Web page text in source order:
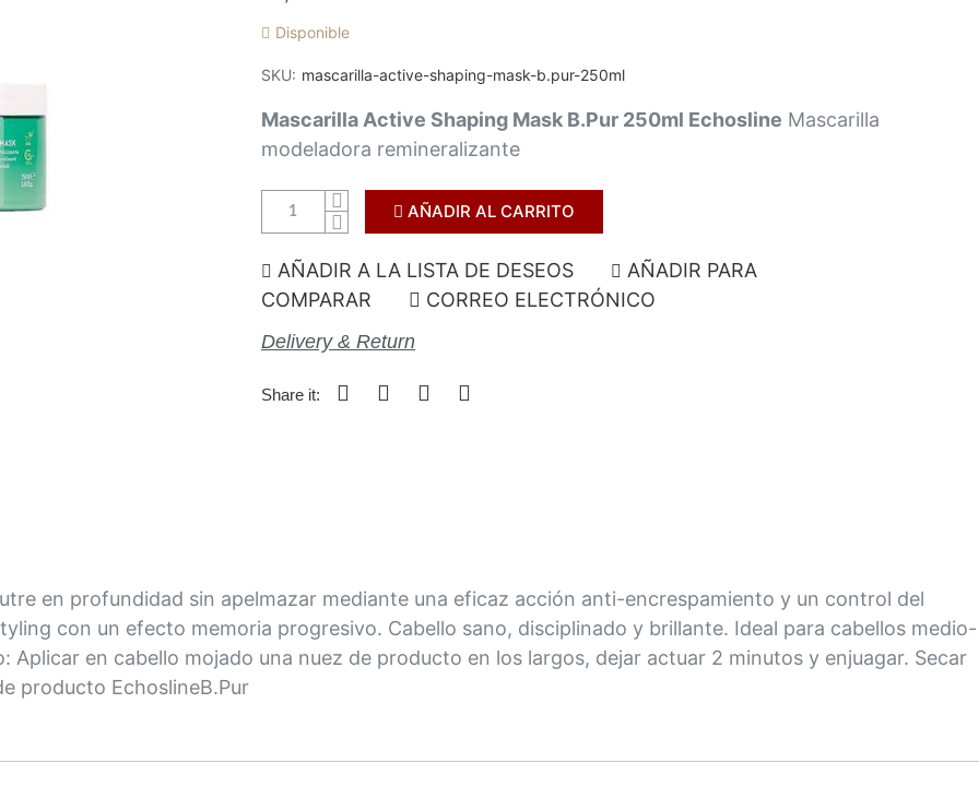
Disponible
SKU mascarilla-active-shaping-mask-b.pur-250ml
Mascarilla Active Shaping Mask B.Pur 250ml Echosline Mascarilla
modeladora remineralizante
AÑADIR AL CARRITO
AÑADIR A LA LISTA DE DESEOS
AÑADIR PARA
COMPARAR
CORREO ELECTRÓNICO
Delivery & Return
Share it:
en profundidad sin apelmazar mediante una eficaz acción anti-encrespamiento y un control del
con un efecto memoria progresivo. Cabello sano, disciplinado y brillante. Ideal para cabellos medio-
Aplicar en cabello mojado una nuez de producto en los largos, dejar actuar 2 minutos y enjuagar. Secar
producto EchoslineB.Pur